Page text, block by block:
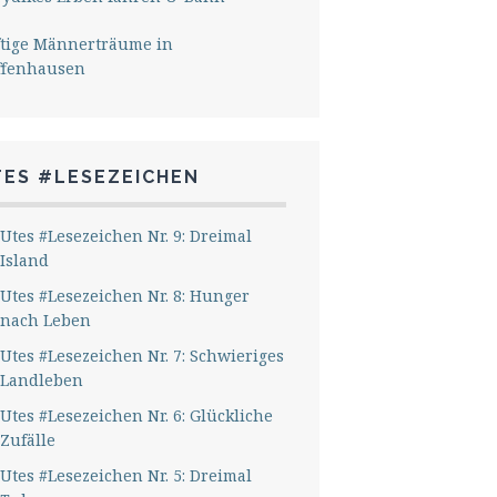
Männerträume in
#LESEZEICHEN
Utes #Lesezeichen Nr. 9: Dreimal
Island
Utes #Lesezeichen Nr. 8: Hunger
nach Leben
Utes #Lesezeichen Nr. 7: Schwieriges
Landleben
Utes #Lesezeichen Nr. 6: Glückliche
Zufälle
Utes #Lesezeichen Nr. 5: Dreimal